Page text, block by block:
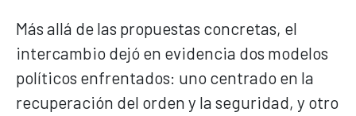
Más allá de las propuestas concretas, el
intercambio dejó en evidencia dos modelos
políticos enfrentados: uno centrado en la
recuperación del orden y la seguridad, y otro